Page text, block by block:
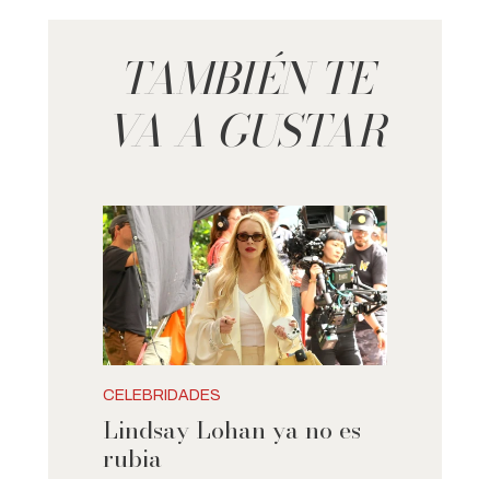
TAMBIÉN TE
VA A GUSTAR
CELEBRIDADES
Lindsay Lohan ya no es
rubia